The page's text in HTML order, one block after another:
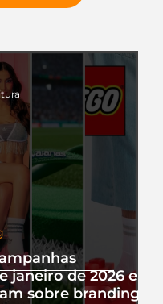
janeiro de 2026 e o
sobre branding